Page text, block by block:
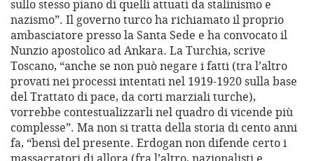
sullo stesso piano di quelli attuati da stalinismo e
nazismo”. Il governo turco ha richiamato il proprio
ambasciatore presso la Santa Sede e ha convocato il
Nunzio apostolico ad Ankara. La Turchia, scrive
Toscano, “anche se non può negare i fatti (tra l’altro
provati nei processi intentati nel 1919-1920 sulla base
del Trattato di pace, da corti marziali turche),
vorrebbe contestualizzarli nel quadro di vicende più
complesse”. Ma non si tratta della storia di cento anni
fa, “bensì del presente. Erdogan non difende certo i